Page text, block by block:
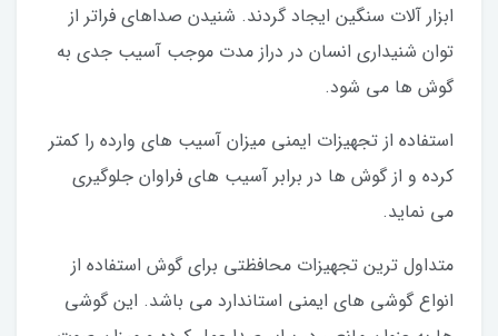
ابزار آلات سنگین ایجاد گردند. شنیدن صداهای فراتر از
توان شنیداری انسان در دراز مدت موجب آسیب جدی به
گوش ها می شود.
استفاده از تجهیزات ایمنی میزان آسیب های وارده را کمتر
کرده و از گوش ها در برابر آسیب های فراوان جلوگیری
می نماید.
متداول ترین تجهیزات محافظتی برای گوش استفاده از
انواع گوشی های ایمنی استاندارد می باشد. این گوشی